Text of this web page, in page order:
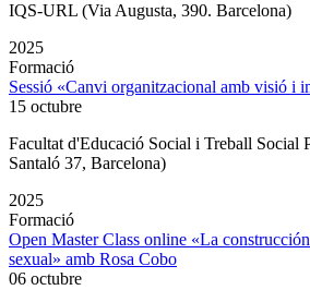
IQS-URL (Via Augusta, 390. Barcelona)
2025
Formació
Sessió «Canvi organitzacional amb visió i
15 octubre
Facultat d'Educació Social i Treball Social
Santaló 37, Barcelona)
2025
Formació
Open Master Class online «La
sexual» amb Rosa Cobo
06 octubre